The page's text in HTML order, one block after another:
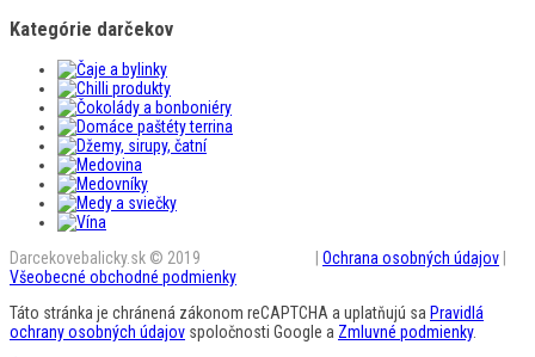
Kategórie darčekov
Darcekovebalicky.sk © 2019 Ochrana osobných údajov
Všeobecné obchodné podmienky
Táto stránka je chránená zákonom reCAPTCHA a uplatňujú sa Pravidlá
ochrany osobných údajov spoločnosti Google a Zmluvné podmienky.